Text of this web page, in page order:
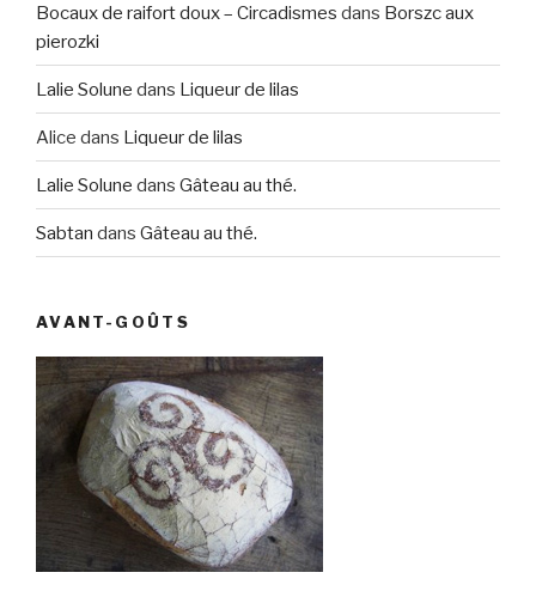
Bocaux de raifort doux – Circadismes dans Borszc aux
pierozki
Lalie Solune dans Liqueur de lilas
Alice dans Liqueur de lilas
Lalie Solune dans Gâteau au thé.
Sabtan dans Gâteau au thé.
AVANT-GOÛTS